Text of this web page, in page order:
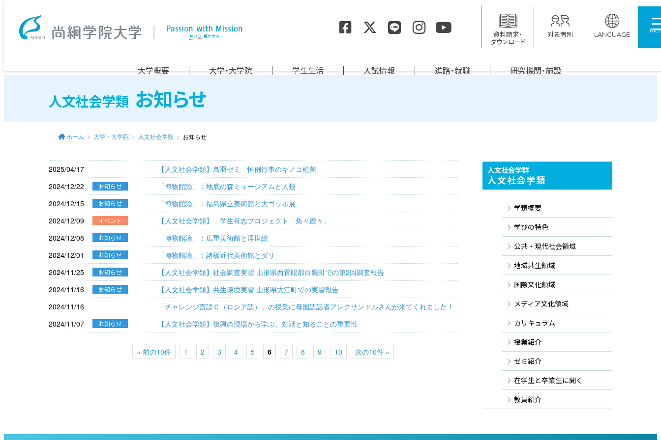
資料請求・
ダウンロード
対象者別 LANGUAGE
大学概要 大学・大学院 学生生活 入試情報 進路・就職 研究機関・施設
人文社会学類 お知らせ
ホーム 大学・大学院 人文社会学類 お知らせ
2025/04/17
【人文社会学類】鳥羽ゼミ 恒例行事のキノコ植菌
2024/12/22
お知らせ
「博物館論」：地底の森ミュージアムと人類
2024/12/15
お知らせ
「博物館論」：福島県立美術館と大ゴッホ展
2024/12/09
イベント
【人文社会学類】 学生有志プロジェクト「角々鹿々」
2024/12/08
お知らせ
「博物館論」：広重美術館と浮世絵
2024/12/01
お知らせ
「博物館論」：諸橋近代美術館とダリ
2024/11/25
お知らせ
【人文社会学類】社会調査実習 山形県西置賜郡白鷹町での第2回調査報告
2024/11/16
お知らせ
【人文社会学類】共生環境実習 山形県大江町での実習報告
2024/11/16
「チャレンジ言語Ｃ（ロシア語）」の授業に母国語話者アレクサンドルさんが来てくれました！
2024/11/07
お知らせ 【人文社会学類】復興の現場から学ぶ、対話と知ることの重要性
« 前の10件 1 2 3 4 5 6 7 8 9 10 次の10件 »
人文社会学群
人文社会学類
学類概要
学びの特色
公共・現代社会領域
地域共生領域
国際文化領域
メディア文化領域
カリキュラム
授業紹介
ゼミ紹介
在学生と卒業生に聞く
教員紹介